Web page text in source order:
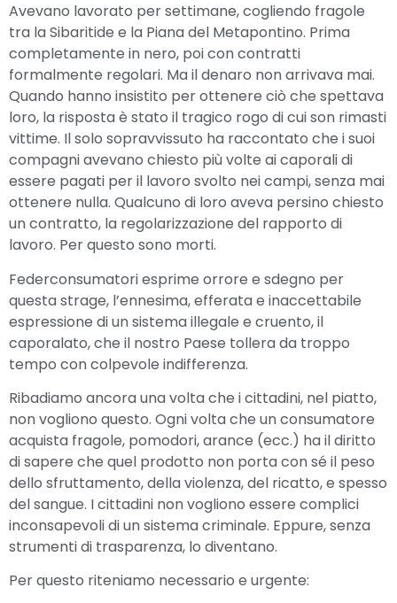
Avevano lavorato per settimane, cogliendo fragole
tra la Sibaritide e la Piana del Metapontino. Prima
completamente in nero, poi con contratti
formalmente regolari. Ma il denaro non arrivava mai.
Quando hanno insistito per ottenere ciò che spettava
loro, la risposta è stato il tragico rogo di cui son rimasti
vittime. Il solo sopravvissuto ha raccontato che i suoi
compagni avevano chiesto più volte ai caporali di
essere pagati per il lavoro svolto nei campi, senza mai
ottenere nulla. Qualcuno di loro aveva persino chiesto
un contratto, la regolarizzazione del rapporto di
lavoro. Per questo sono morti.
Federconsumatori esprime orrore e sdegno per
questa strage, l’ennesima, efferata e inaccettabile
espressione di un sistema illegale e cruento, il
caporalato, che il nostro Paese tollera da troppo
tempo con colpevole indifferenza.
Ribadiamo ancora una volta che i cittadini, nel piatto,
non vogliono questo. Ogni volta che un consumatore
acquista fragole, pomodori, arance (ecc.) ha il diritto
di sapere che quel prodotto non porta con sé il peso
dello sfruttamento, della violenza, del ricatto, e spesso
del sangue. I cittadini non vogliono essere complici
inconsapevoli di un sistema criminale. Eppure, senza
strumenti di trasparenza, lo diventano.
Per questo riteniamo necessario e urgente: